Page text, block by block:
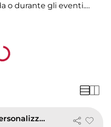
o durante gli eventi.
Calendario da tavolo personalizzato Basic